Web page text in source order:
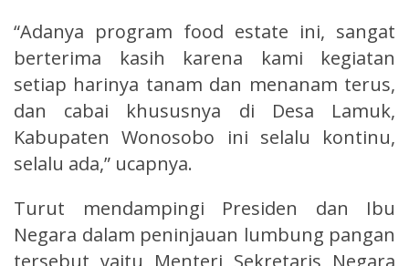
“Adanya program food estate ini, sangat
berterima kasih karena kami kegiatan
setiap harinya tanam dan menanam terus,
dan cabai khususnya di Desa Lamuk,
Kabupaten Wonosobo ini selalu kontinu,
selalu ada,” ucapnya.
Turut mendampingi Presiden dan Ibu
Negara dalam peninjauan lumbung pangan
tersebut yaitu Menteri Sekretaris Negara